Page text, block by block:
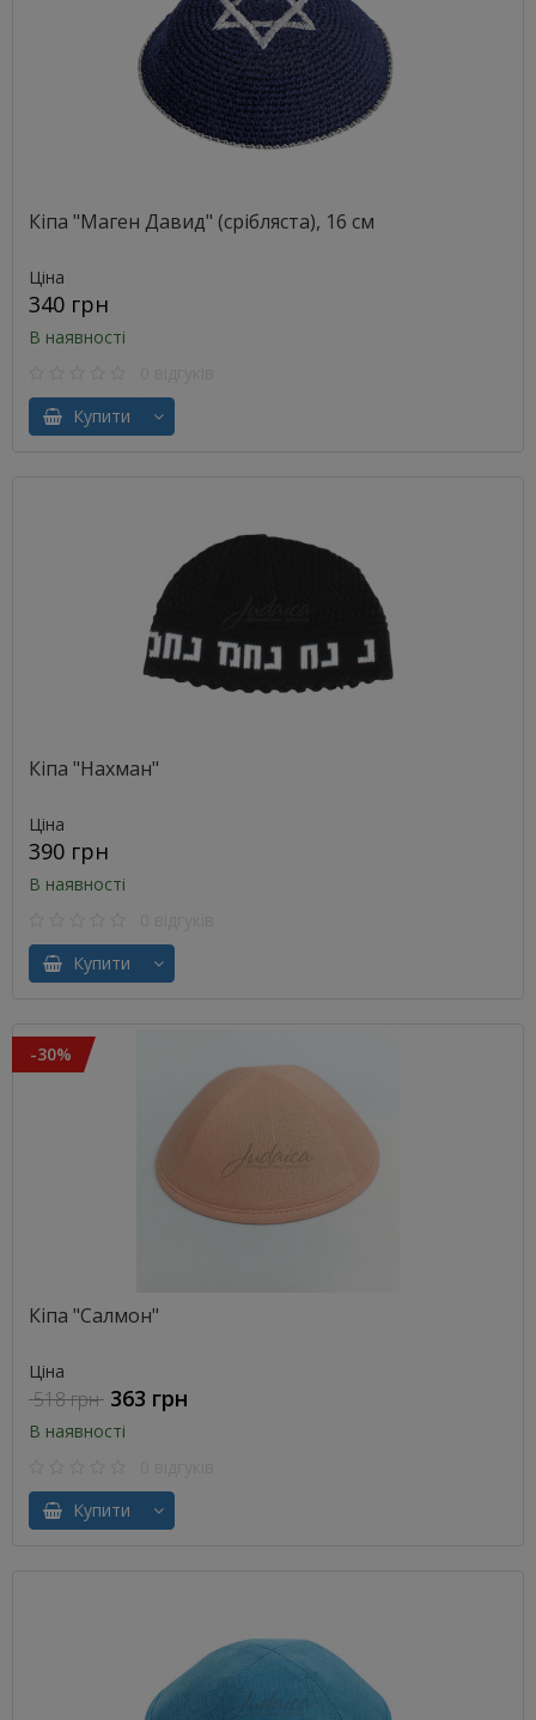
Кіпа "Маген Давид" (срібляста), 16 см
Ціна
340 грн
В наявності
Купити
Кіпа "Нахман"
Ціна
390 грн
В наявності
Купити
-30%
Кіпа "Салмон"
Ціна
518 грн 363 грн
В наявності
Купити